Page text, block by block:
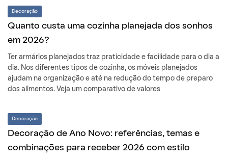
Decoração
Quanto custa uma cozinha planejada dos sonhos
em 2026?
Ter armários planejados traz praticidade e facilidade para o dia a
dia. Nos diferentes tipos de cozinha, os móveis planejados
ajudam na organização e até na redução do tempo de preparo
dos alimentos. Veja um comparativo de valores
Decoração
Decoração de Ano Novo: referências, temas e
combinações para receber 2026 com estilo